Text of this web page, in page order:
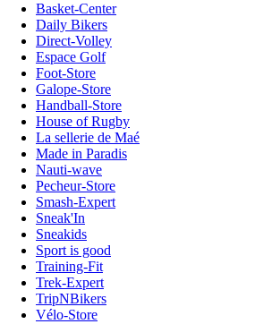
Basket-Center
Daily Bikers
Direct-Volley
Espace Golf
Foot-Store
Galope-Store
Handball-Store
House of Rugby
La sellerie de Maé
Made in Paradis
Nauti-wave
Pecheur-Store
Smash-Expert
Sneak'In
Sneakids
Sport is good
Training-Fit
Trek-Expert
TripNBikers
Vélo-Store